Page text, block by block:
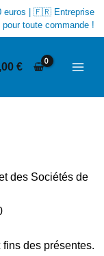
euros | 🇫🇷 Entreprise
toute commande !
€
des Sociétés de
des présentes.